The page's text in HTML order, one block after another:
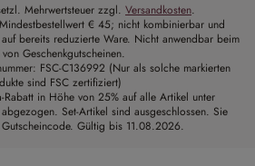
Mehrwertsteuer zzgl. Versandkosten.
€ 45; nicht kombinierbar und
bereits reduzierte Ware. Nicht anwendbar beim
von Geschenkgutscheinen.
FSC-C136992 (Nur als solche markierten
sind FSC zertifiziert)
Rabatt in Höhe von 25% auf alle Artikel unter
Set-Artikel sind ausgeschlossen. Sie
Gültig bis 11.08.2026.